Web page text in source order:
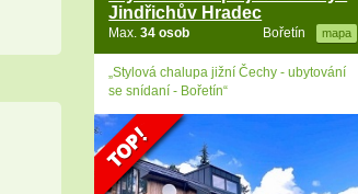
Jindřichův Hradec
Bořetín mapa
Max.34 osob
„Stylová chalupa jižní Čechy - ubytování
se snídaní - Bořetín“